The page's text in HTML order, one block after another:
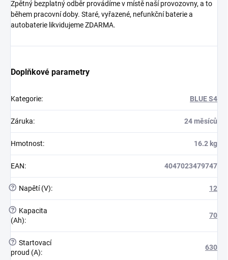
Zpětný bezplatný odběr provádíme v místě naší provozovny, a to
během pracovní doby. Staré, vyřazené, nefunkční baterie a
autobaterie likvidujeme ZDARMA.
Doplňkové parametry
Kategorie: BLUE S4
Záruka: 24 měsíců
Hmotnost: 16.2 kg
EAN: 4047023479747
? Napětí (V): 12
?
Kapacita
(Ah):
70
? Startovací
proud (A):
630